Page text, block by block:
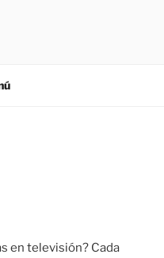
en televisión? Cada